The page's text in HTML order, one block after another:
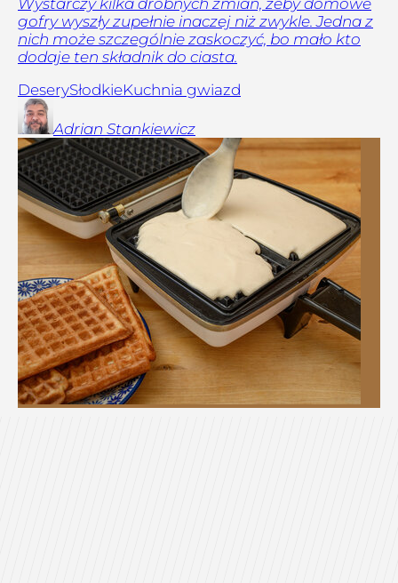
gofry wyszły zupełnie inaczej niż zwykle. Jedna z
nich może szczególnie zaskoczyć, bo mało kto
dodaje ten składnik do ciasta.
DeserySłodkieKuchnia gwiazd
Adrian Stankiewicz